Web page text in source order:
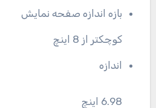
بازه اندازه صفحه نمایش
کوچکتر از 8 اینچ
اندازه
6.98 اینچ